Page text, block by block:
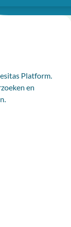
Platform.
en